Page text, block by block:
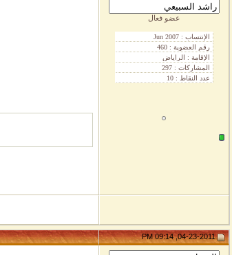
عضو فعال
04-23-2011, 09:14 PM